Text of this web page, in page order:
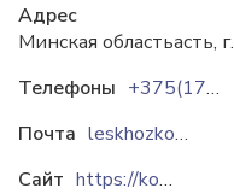
Адрес
Минская областьасть,
Телефоны
+375(1719)27-7-77
Почта
leskhozkopyl@yandex.ru
Сайт
https://kopyllh.by